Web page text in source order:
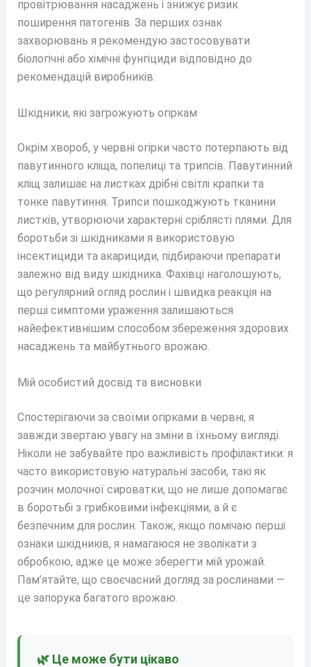
провітрювання насаджень і знижує ризик
поширення патогенів. За перших ознак
захворювань я рекомендую застосовувати
біологічні або хімічні фунгіциди відповідно до
рекомендацій виробників.
Шкідники, які загрожують огіркам
Окрім хвороб, у червні огірки часто потерпають від
павутинного кліща, попелиці та трипсів. Павутинний
кліщ залишає на листках дрібні світлі крапки та
тонке павутиння. Трипси пошкоджують тканини
листків, утворюючи характерні сріблясті плями. Для
боротьби зі шкідниками я використовую
інсектициди та акарициди, підбираючи препарати
залежно від виду шкідника. Фахівці наголошують,
що регулярний огляд рослин і швидка реакція на
перші симптоми ураження залишаються
найефективнішим способом збереження здорових
насаджень та майбутнього врожаю.
Мій особистий досвід та висновки
Спостерігаючи за своїми огірками в червні, я
завжди звертаю увагу на зміни в їхньому вигляді.
Ніколи не забувайте про важливість профілактики: я
часто використовую натуральні засоби, такі як
розчин молочної сироватки, що не лише допомагає
в боротьбі з грибковими інфекціями, а й є
безпечним для рослин. Також, якщо помічаю перші
ознаки шкідників, я намагаюся не зволікати з
обробкою, адже це може зберегти мій урожай.
Пам’ятайте, що своєчасний догляд за рослинами —
це запорука багатого врожаю.
🌿 Це може бути цікаво